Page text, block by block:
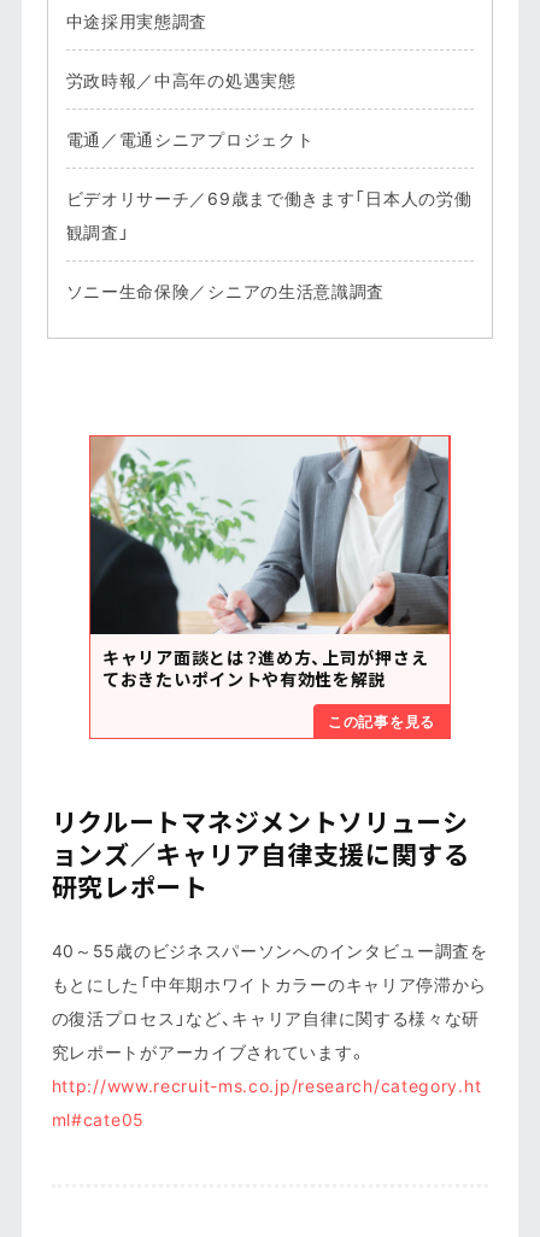
中途採用実態調査
労政時報／中高年の処遇実態
電通／電通シニアプロジェクト
ビデオリサーチ／69歳まで働きます「日本人の労働
観調査」
ソニー生命保険／シニアの生活意識調査
キャリア面談とは？進め方、上司が押さえ
ておきたいポイントや有効性を解説
この記事を見る
リクルートマネジメントソリューシ
ョンズ／キャリア自律支援に関する
研究レポート
40～55歳のビジネスパーソンへのインタビュー調査を
もとにした「中年期ホワイトカラーのキャリア停滞から
の復活プロセス」など、キャリア自律に関する様々な研
究レポートがアーカイブされています。
http://www.recruit-ms.co.jp/research/category.ht
ml#cate05